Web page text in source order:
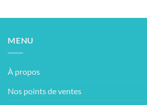
MENU
À propos
Nos points de ventes